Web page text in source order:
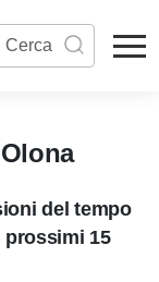
del tempo
prossimi 15